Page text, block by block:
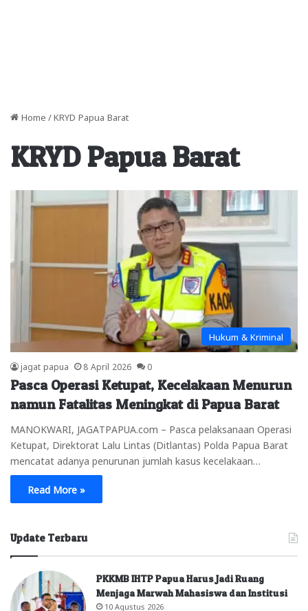
Home / KRYD Papua Barat
KRYD Papua Barat
Hukum & Kriminal
jagat papua 8 April 2026 0
Pasca Operasi Ketupat, Kecelakaan Menurun
namun Fatalitas Meningkat di Papua Barat
MANOKWARI, JAGATPAPUA.com – Pasca pelaksanaan Operasi
Ketupat, Direktorat Lalu Lintas (Ditlantas) Polda Papua Barat
mencatat adanya penurunan jumlah kasus kecelakaan…
Read More »
Update Terbaru
PKKMB IHTP Papua Harus Jadi Ruang
Menjaga Marwah Mahasiswa dan Institusi
10 Agustus 2026